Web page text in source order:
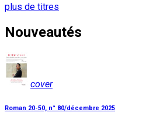
plus de titres
Nouveautés
cover
Roman 20-50, n° 80/décembre 2025